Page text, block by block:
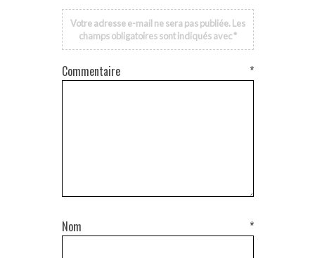
Votre adresse e-mail ne sera pas publiée. Les
champs obligatoires sont indiqués avec*
Commentaire *
Nom *